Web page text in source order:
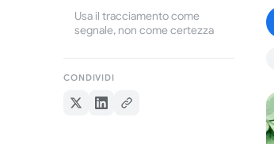
Usa il tracciamento come
segnale, non come certezza
CONDIVIDI